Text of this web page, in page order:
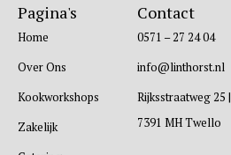
Pagina's
Home
Over Ons
Kookworkshops
Zakelijk
Contact
0571 – 27 24 04
info@linthorst.nl
Rijksstraatweg 25 |
7391 MH Twello